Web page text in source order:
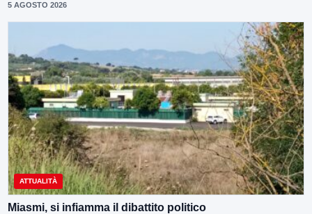
5 AGOSTO 2026
ATTUALITÀ
Miasmi, si infiamma il dibattito politico